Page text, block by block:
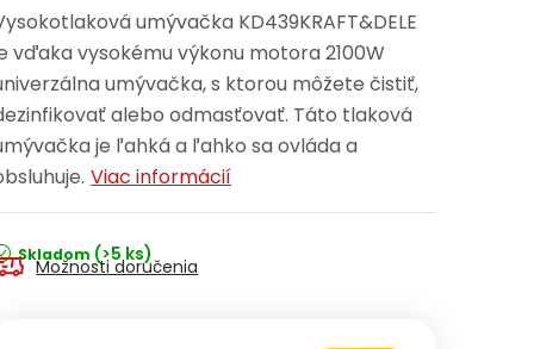
umývačka KD439KRAFT&DELE
vďaka vysokému výkonu motora 2100W
umývačka, s ktorou môžete čistiť,
alebo odmasťovať. Táto tlaková
je ľahká a ľahko sa ovláda a
Viac informácií
Skladom (>5 ks)
Možnosti doručenia